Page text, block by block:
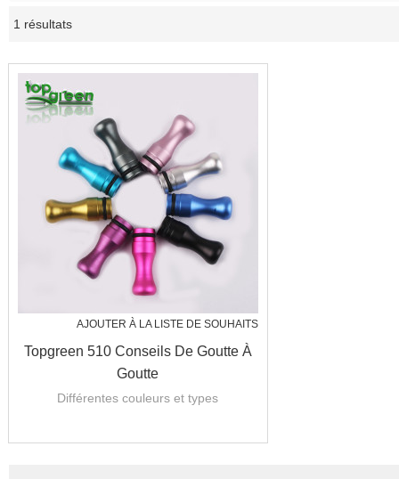
1 résultats
AJOUTER À LA LISTE DE SOUHAITS
Topgreen 510 Conseils De Goutte À
Goutte
Différentes couleurs et types